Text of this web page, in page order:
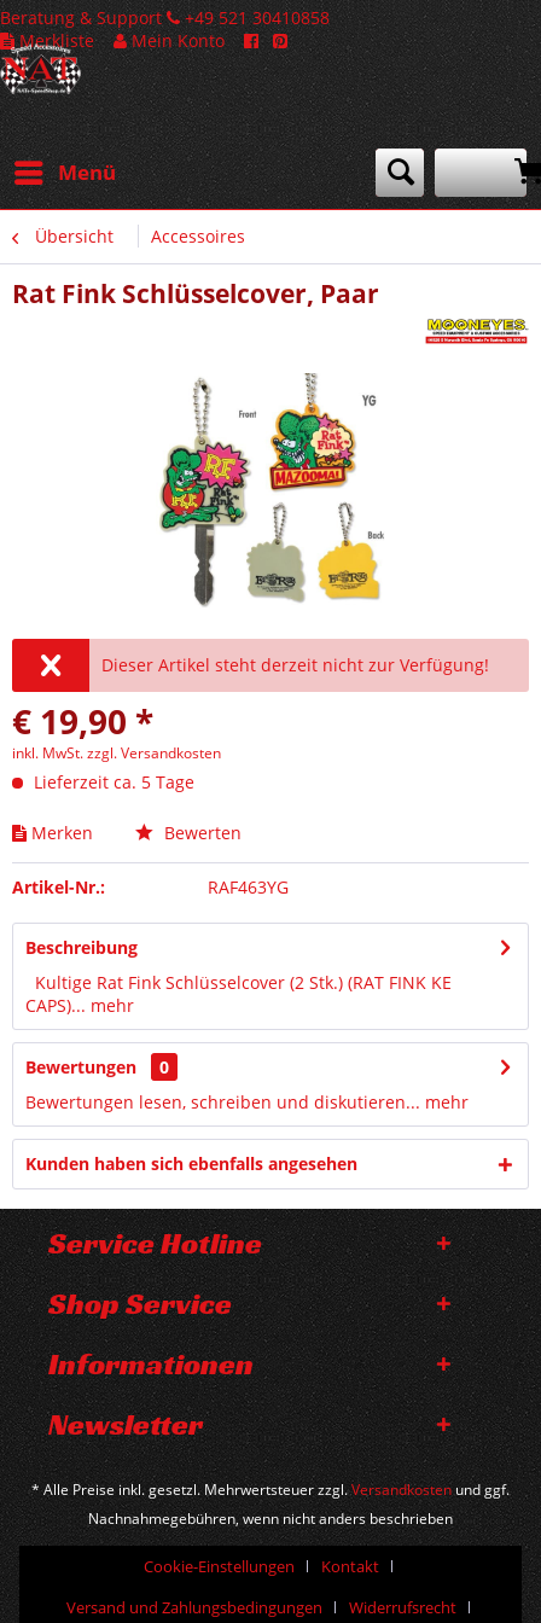
Beratung & Support
+49 521 30410858
Merkliste
Mein Konto
Menü
Übersicht Accessoires
Rat Fink Schlüsselcover, Paar
Dieser Artikel steht derzeit nicht zur Verfügung!
€ 19,90 *
inkl. MwSt.zzgl. Versandkosten
Lieferzeit ca. 5 Tage
Merken Bewerten
Artikel-Nr.: RAF463YG
Beschreibung
Kultige Rat Fink Schlüsselcover (2 Stk.) (RAT FINK KE
CAPS)... mehr
Bewertungen
0
Bewertungen lesen, schreiben und diskutieren... mehr
Kunden haben sich ebenfalls angesehen
Service Hotline
Shop Service
Informationen
Newsletter
* Alle Preise inkl. gesetzl. Mehrwertsteuer zzgl.Versandkosten und ggf.
Nachnahmegebühren, wenn nicht anders beschrieben
Cookie-Einstellungen
Kontakt
Versand und Zahlungsbedingungen
Widerrufsrecht